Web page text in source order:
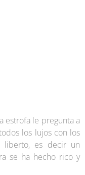
estrofa le pregunta a
los lujos con los
liberto, es decir un
se ha hecho rico y